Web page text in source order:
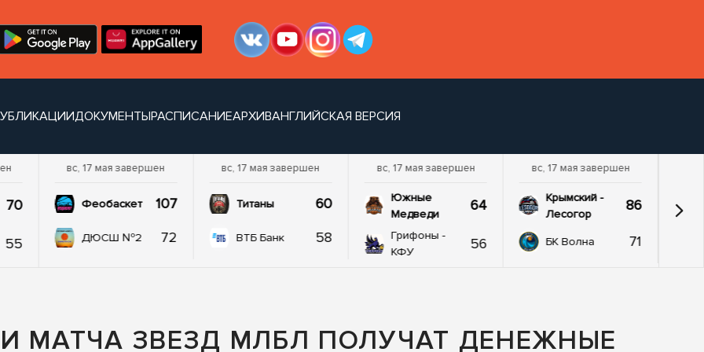
ДОКУМЕНТЫРАСПИСАНИЕАРХИВАНГЛИЙСКАЯ ВЕРСИЯ
70
55
вс, 17 мая завершен
Феобаскет 107
ДЮСШ №2 72
вс, 17 мая завершен
Титаны 60
ВТБ Банк 58
вс, 17 мая завершен
Южные
Медведи
64
Грифоны -
КФУ
56
вс, 17 мая завершен
Крымский -
Лесогор
86
БК Волна 71
МАТЧА ЗВЕЗД МЛБЛ ПОЛУЧАТ ДЕНЕЖНЫЕ